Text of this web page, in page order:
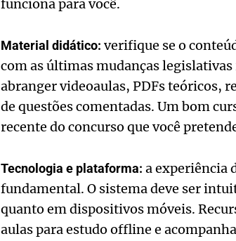
funciona para você.
Material didático: verifique se o
com as últimas mudanças
abranger videoaulas, PDFs teóricos,
de questões comentadas. Um bom
recente do concurso que você
Tecnologia e plataforma: a experiência
fundamental. O sistema deve ser
quanto em dispositivos móveis.
aulas para estudo offline e